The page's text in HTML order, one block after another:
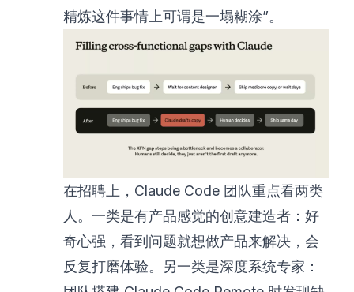
精炼这件事情上可谓是一塌糊涂”。
在招聘上，Claude Code 团队重点看两类
人。一类是有产品感觉的创意建造者：好
奇心强，看到问题就想做产品来解决，会
反复打磨体验。另一类是深度系统专家：